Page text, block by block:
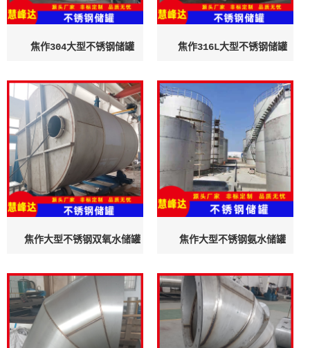
焦作304大型不锈钢储罐 焦作316L大型不锈钢储罐
焦作大型不锈钢双氧水储罐 焦作大型不锈钢氨水储罐